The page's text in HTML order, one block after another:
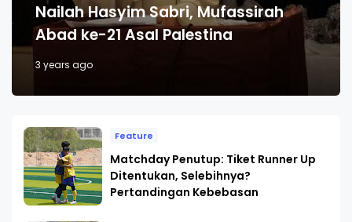
Nailah Hasyim Sabri, Mufassirah
Abad ke-21 Asal Palestina
3 years ago
Feature
Matchday Penutup: Tiket Runner Up
Ditentukan, Selebihnya?
Pertandingan Kebebasan